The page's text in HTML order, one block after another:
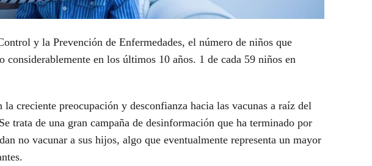
y la Prevención de Enfermedades, el número de niños que
considerablemente en los últimos 10 años. 1 de cada 59 niños en
creciente preocupación y desconfianza hacia las vacunas a raíz del
trata de una gran campaña de desinformación que ha terminado por
no vacunar a sus hijos, algo que eventualmente representa un mayor